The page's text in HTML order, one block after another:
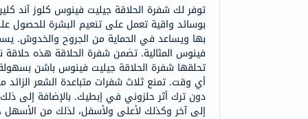
توفر لك شفرة الحلاقة جيليت فينوس كلوز آند
بوسائد واقية تعمل على تنعيم البشرة للحصول
بها ويساعد في الحماية من الجروح والخدوش.
فينوس المثالية. تضمن شفرة الحلاقة هذه
تحلقها شفرة الحلاقة جيليت فينوس باشن
أي وقت. تمنع ثلاث شفرات متباعدة الشعر
دون ترك أثر حلزوني في إبطيك. بالإضافة إلى
إلى آخر وكذلك لأعلى ولأسفل، لذلك من الأسهل